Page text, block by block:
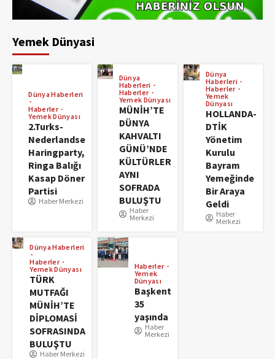
Yemek Dünyasi
Dünya Haberleri
Haberler
Yemek Dünyası
2.Turks-
Nederlandse
Haringparty,
Ringa Balığı
Kasap Döner
Partisi
Haber Merkezi
Dünya
Haberleri
Haberler
Yemek Dünyası
MÜNİH’TE
DÜNYA
KAHVALTI
GÜNÜ’NDE
KÜLTÜRLER
AYNI
SOFRADA
BULUŞTU
Haber
Merkezi
Dünya
Haberleri
Haberler
Yemek
Dünyası
HOLLANDA-
DTİK
Yönetim
Kurulu
Bayram
Yemeğinde
Bir Araya
Geldi
Haber
Merkezi
Dünya Haberleri
Haberler
Yemek Dünyası
TÜRK
MUTFAĞI
MÜNİH’TE
DİPLOMASİ
SOFRASINDA
BULUŞTU
Haber Merkezi
Haberler
Yemek
Dünyası
Başkent
35
yaşında
Haber
Merkezi